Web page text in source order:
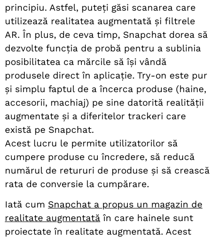
principiu. Astfel, puteți găsi scanarea care
utilizează realitatea augmentată și filtrele
AR. În plus, de ceva timp, Snapchat dorea să
dezvolte funcția de probă pentru a sublinia
posibilitatea ca mărcile să își vândă
produsele direct în aplicație. Try-on este pur
și simplu faptul de a încerca produse (haine,
accesorii, machiaj) pe sine datorită realității
augmentate și a diferitelor trackeri care
există pe Snapchat.
Acest lucru le permite utilizatorilor să
cumpere produse cu încredere, să reducă
numărul de retururi de produse și să crească
rata de conversie la cumpărare.
Iată cum Snapchat a propus un magazin de
realitate augmentată în care hainele sunt
proiectate în realitate augmentată. Acest